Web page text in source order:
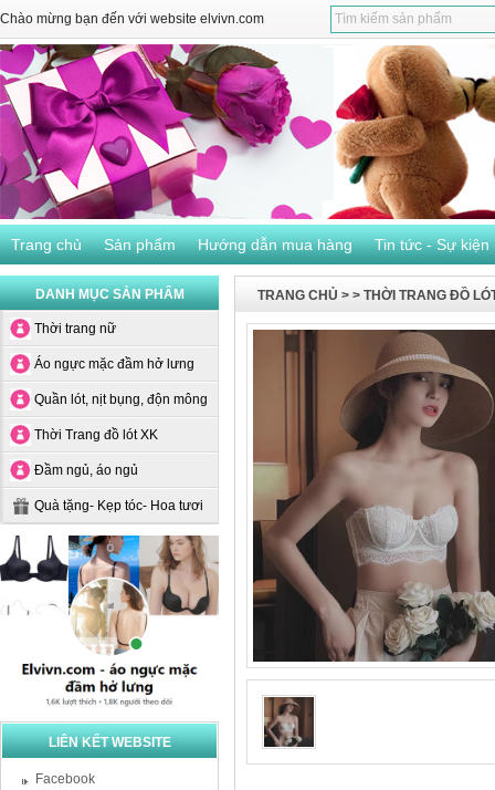
Chào mừng bạn đến với website elvivn.com
Trang chủ Sản phẩm Hướng dẫn mua hàng Tin tức - Sự kiện
DANH MỤC SẢN PHẨM
Thời trang nữ
Áo ngực mặc đầm hở lưng
Quần lót, nịt bụng, độn mông
Thời Trang đồ lót XK
Đầm ngủ, áo ngủ
Quà tặng- Kẹp tóc- Hoa tươi
LIÊN KẾT WEBSITE
Facebook
TRANG CHỦ > > THỜI TRANG ĐỒ